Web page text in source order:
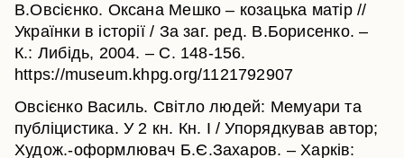
В.Овсієнко. Оксана Мешко – козацька матір //
Українки в історії / За заг. ред. В.Борисенко. –
К.: Либідь, 2004. – С. 148-156.
https://museum.khpg.org/1121792907
Овсієнко Василь. Світло людей: Мемуари та
публіцистика. У 2 кн. Кн. І / Упорядкував автор;
Худож.-оформлювач Б.Є.Захаров. – Харків: